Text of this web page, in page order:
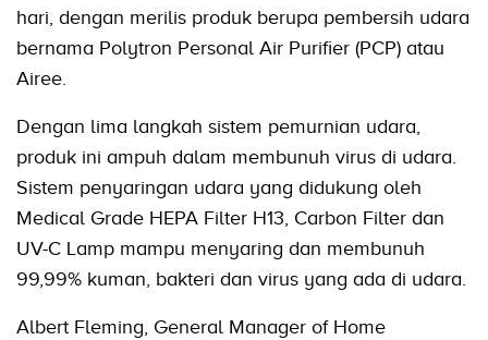
hari, dengan merilis produk berupa pembersih udara
bernama Polytron Personal Air Purifier (PCP) atau
Airee.
Dengan lima langkah sistem pemurnian udara,
produk ini ampuh dalam membunuh virus di udara.
Sistem penyaringan udara yang didukung oleh
Medical Grade HEPA Filter H13, Carbon Filter dan
UV-C Lamp mampu menyaring dan membunuh
99,99% kuman, bakteri dan virus yang ada di udara.
Albert Fleming, General Manager of Home